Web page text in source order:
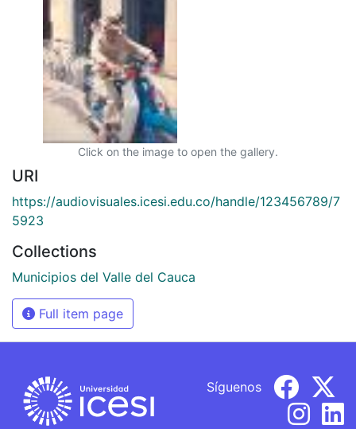
Click on the image to open the gallery.
URI
https://audiovisuales.icesi.edu.co/handle/123456789/7
5923
Collections
Municipios del Valle del Cauca
Full item page
Síguenos